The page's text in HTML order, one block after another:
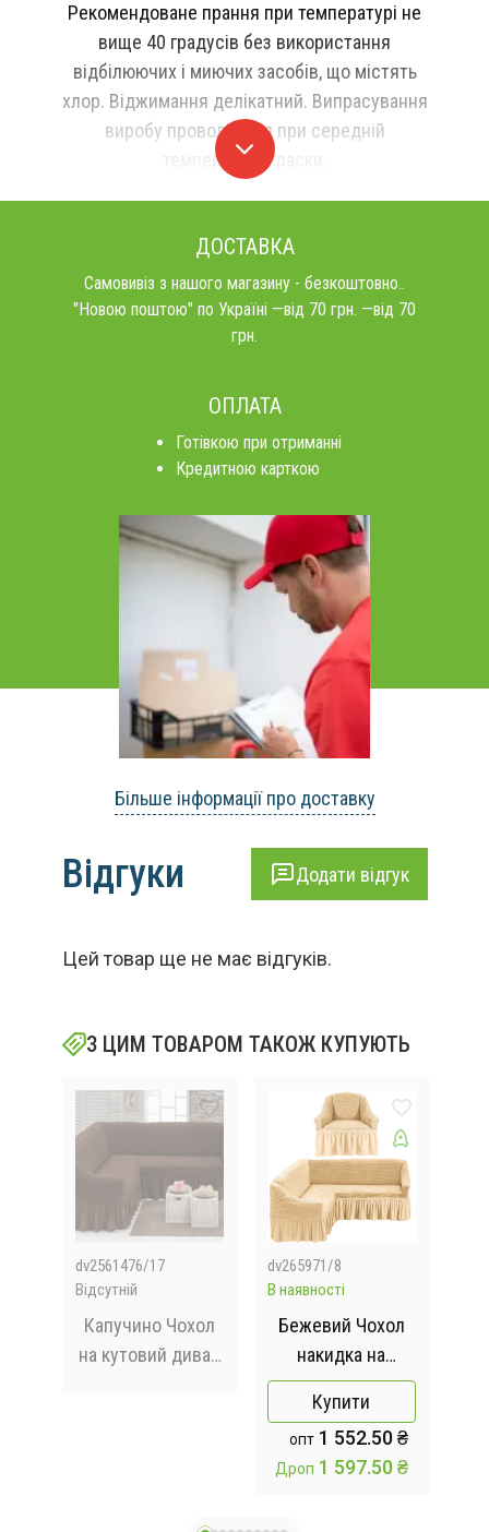
Рекомендоване прання при температурі не
вище 40 градусів без використання
відбілюючих і миючих засобів, що містять
хлор. Віджимання делікатний. Випрасування
виробу проводиться при середній
температурі праски.
ДОСТАВКА
Самовивіз з нашого магазину - безкоштовно..
"Новою поштою" по Україні —від 70 грн. —від 70
грн.
ОПЛАТА
Готівкою при отриманні
Кредитною карткою
Більше інформації про доставку
Відгуки Додати відгук
Цей товар ще не має відгуків.
З ЦИМ ТОВАРОМ ТАКОЖ КУПУЮТЬ
dv2561476/17
Відсутній
Капучино Чохол
на кутовий диван
dv265971/8
В наявності
Бежевий Чохол
накидка на
кутовий диван з
кріслом,
комплект чохлів
на кутовий диван
Купити
опт1 552.50 ₴
Дроп 1 597.50 ₴